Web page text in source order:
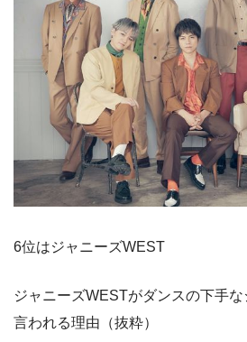
6位はジャニーズWEST
ジャニーズWESTがダンスの下手
言われる理由（抜粋）